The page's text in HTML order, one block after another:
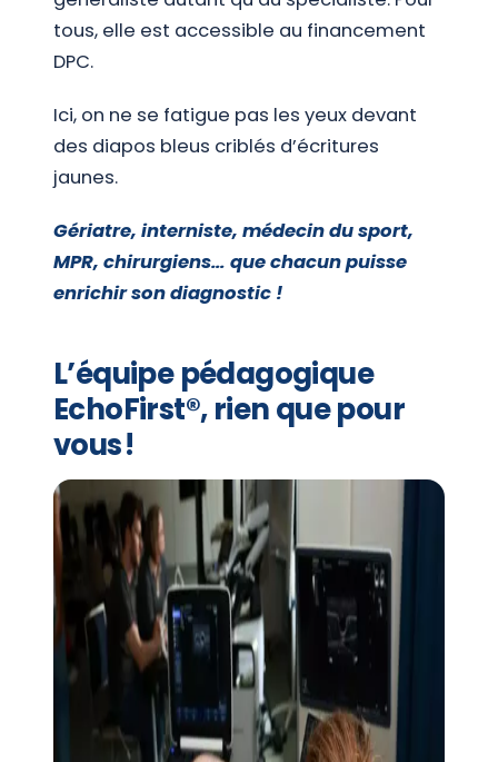
tous, elle est accessible au financement
DPC.
Ici, on ne se fatigue pas les yeux devant
des diapos bleus criblés d’écritures
jaunes.
Gériatre, interniste, médecin du sport,
MPR, chirurgiens… que chacun puisse
enrichir son diagnostic !
L’équipe pédagogique
EchoFirst®, rien que pour
vous !